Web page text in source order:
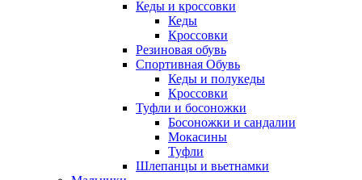
Кеды и кроссовки
Кеды
Кроссовки
Резиновая обувь
Спортивная Обувь
Кеды и полукеды
Кроссовки
Туфли и босоножки
Босоножки и сандалии
Мокасины
Туфли
Шлепанцы и вьетнамки